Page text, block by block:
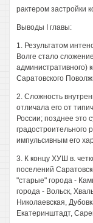
рактером застройки
Выводы I главы:
1. Результатом
Волге стало
административного)
Саратовского
2. Сложность
отличала его от
России; позднее это
градостроительного
импульсивным его
3. К концу ХУШ в.
поселений
"старые" города -
города - Вольск,
Николаевская,
Екатеринштадт,